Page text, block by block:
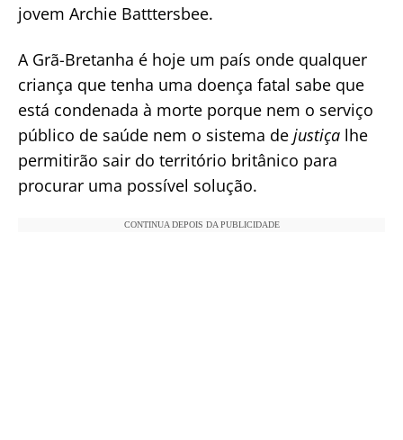
jovem Archie Batttersbee.
A Grã-Bretanha é hoje um país onde qualquer
criança que tenha uma doença fatal sabe que
está condenada à morte porque nem o serviço
público de saúde nem o sistema de justiça lhe
permitirão sair do território britânico para
procurar uma possível solução.
CONTINUA DEPOIS DA PUBLICIDADE